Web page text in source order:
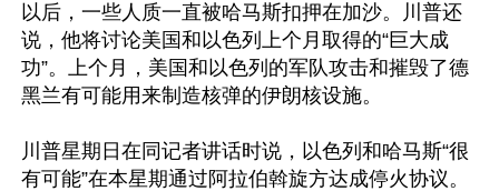
以后，一些人质一直被哈马斯扣押在加沙。川普还
说，他将讨论美国和以色列上个月取得的“巨大成
功”。上个月，美国和以色列的军队攻击和摧毁了德
黑兰有可能用来制造核弹的伊朗核设施。
川普星期日在同记者讲话时说，以色列和哈马斯“很
有可能”在本星期通过阿拉伯斡旋方达成停火协议。